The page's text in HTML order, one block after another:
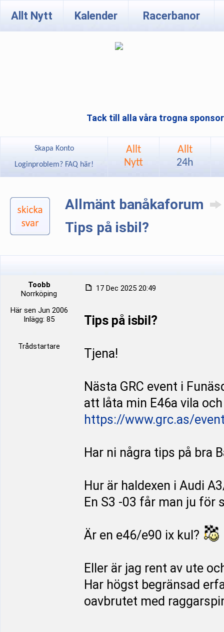
Allt Nytt Kalender Racerbanor
Tack till alla våra trogna
Skapa Konto
Loginproblem? FAQ här!
Allt
Nytt
Allt
24h
Allmänt banåkaforum
Tips på isbil?
Toobb
Norrköping
Här sen Jun 2006
Inlägg: 85
Trådstartare
17 Dec 2025 20:49
Tips på isbil?
Tjena!
Nästa GRC event i
att låta min E46a vila
https://www.grc.as/
Har ni några tips på bra
Hur är haldexen i Audi
En S3 -03 får man ju för
Är en e46/e90 ix kul?
Eller är jag rent av ute
Har högst begränsad
oavbrutet med